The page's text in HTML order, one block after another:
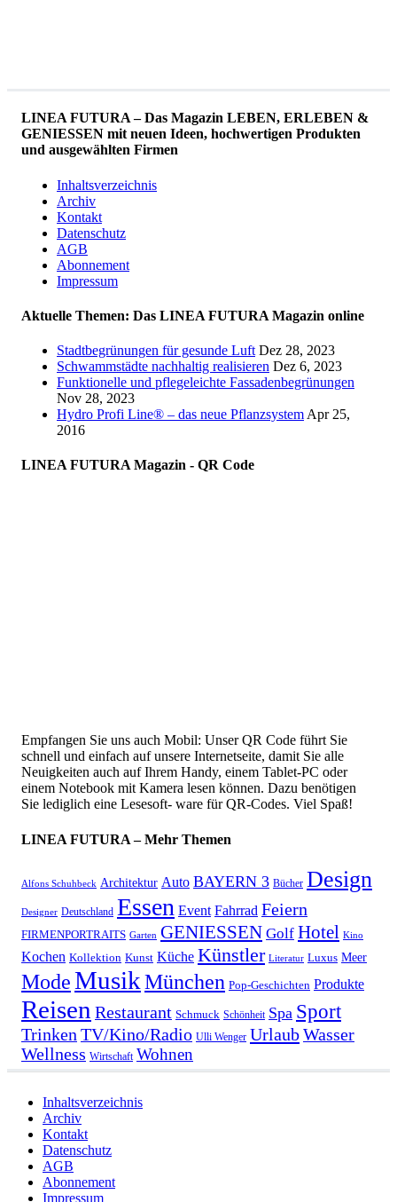
LINEA FUTURA – Das Magazin LEBEN, ERLEBEN &
GENIESSEN mit neuen Ideen, hochwertigen Produkten
und ausgewählten Firmen
Inhaltsverzeichnis
Archiv
Kontakt
Datenschutz
AGB
Abonnement
Impressum
Aktuelle Themen: Das LINEA FUTURA Magazin online
Stadtbegrünungen für gesunde Luft Dez 28, 2023
Schwammstädte nachhaltig realisieren Dez 6, 2023
Funktionelle und pflegeleichte Fassadenbegrünungen
Nov 28, 2023
Hydro Profi Line® – das neue Pflanzsystem Apr 25,
2016
LINEA FUTURA Magazin - QR Code
Empfangen Sie uns auch Mobil: Unser QR Code führt Sie
schnell und einfach auf unsere Internetseite, damit Sie alle
Neuigkeiten auch auf Ihrem Handy, einem Tablet-PC oder
einem Notebook mit Kamera lesen können. Dazu benötigen
Sie lediglich eine Lesesoft- ware für QR-Codes. Viel Spaß!
LINEA FUTURA – Mehr Themen
Alfons Schuhbeck Architektur Auto BAYERN 3 Bücher Design
Designer Deutschland Essen Event Fahrrad Feiern
FIRMENPORTRAITS Garten GENIESSEN Golf Hotel Kino
Kochen Kollektion Kunst Küche Künstler Literatur Luxus Meer
ModeMusikMünchen Pop-Geschichten Produkte
Reisen Restaurant Schmuck Schönheit Spa Sport
Trinken TV/Kino/Radio Ulli Wenger UrlaubWasser
Wellness Wirtschaft Wohnen
Inhaltsverzeichnis
Archiv
Kontakt
Datenschutz
AGB
Abonnement
Impressum